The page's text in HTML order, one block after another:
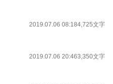
2019.07.06 08:184,725文字
2019.07.06 20:463,350文字